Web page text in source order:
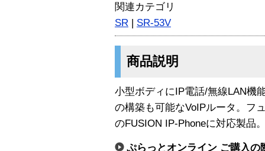
関連カテゴリ
SR | SR-53V
商品説明
小型ボディにIP電話/無線LAN機
の構築も可能なVoIPルータ。フ
のFUSION IP-Phoneに対応製品
ぷらっとオンライン ご購入の